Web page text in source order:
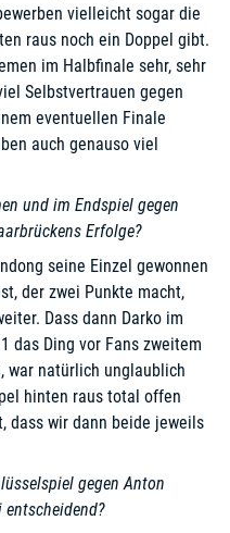
vielleicht sogar die
raus noch ein Doppel gibt.
im Halbfinale sehr, sehr
Selbstvertrauen gegen
eventuellen Finale
auch genauso viel
und im Endspiel gegen
Erfolge?
seine Einzel gewonnen
der zwei Punkte macht,
Dass dann Darko im
das Ding vor Fans zweitem
war natürlich unglaublich
hinten raus total offen
dass wir dann beide jeweils
gegen Anton
entscheidend?